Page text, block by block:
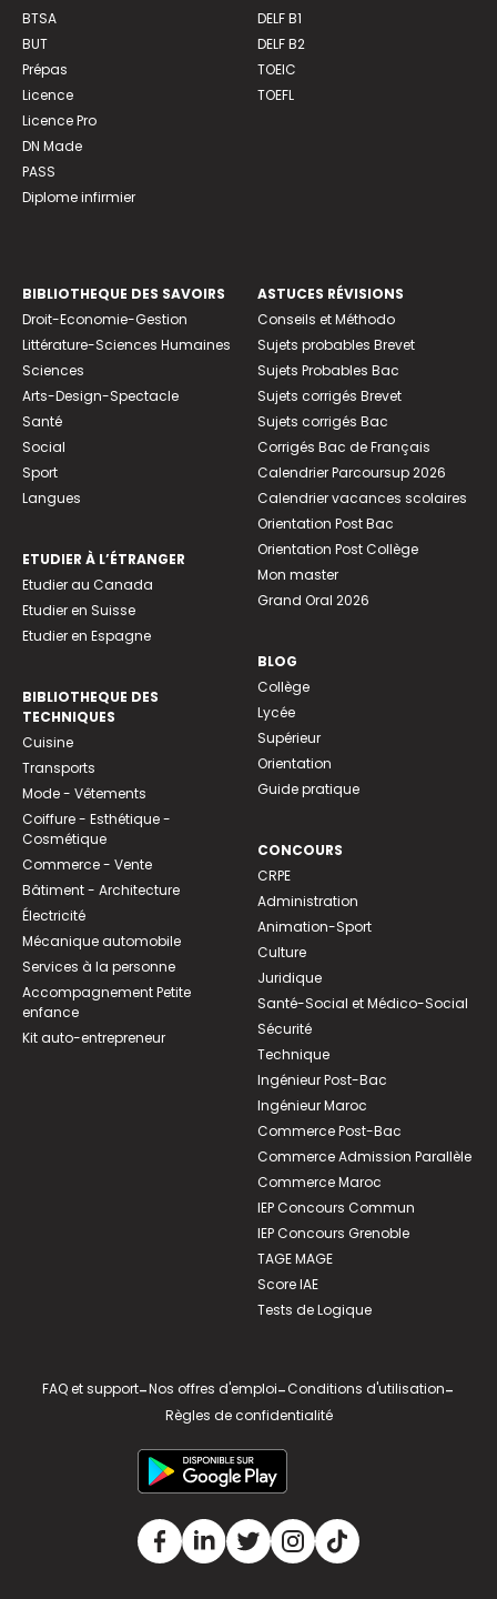
BTSA
BUT
Prépas
Licence
Licence Pro
DN Made
PASS
Diplome infirmier
DELF B1
DELF B2
TOEIC
TOEFL
BIBLIOTHEQUE DES SAVOIRS
Droit-Economie-Gestion
Littérature-Sciences Humaines
Sciences
Arts-Design-Spectacle
Santé
Social
Sport
Langues
ETUDIER À L’ÉTRANGER
Etudier au Canada
Etudier en Suisse
Etudier en Espagne
BIBLIOTHEQUE DES
TECHNIQUES
Cuisine
Transports
Mode - Vêtements
Coiffure - Esthétique -
Cosmétique
Commerce - Vente
Bâtiment - Architecture
Électricité
Mécanique automobile
Services à la personne
Accompagnement Petite
enfance
Kit auto-entrepreneur
ASTUCES RÉVISIONS
Conseils et Méthodo
Sujets probables Brevet
Sujets Probables Bac
Sujets corrigés Brevet
Sujets corrigés Bac
Corrigés Bac de Français
Calendrier Parcoursup 2026
Calendrier vacances scolaires
Orientation Post Bac
Orientation Post Collège
Mon master
Grand Oral 2026
BLOG
Collège
Lycée
Supérieur
Orientation
Guide pratique
CONCOURS
CRPE
Administration
Animation-Sport
Culture
Juridique
Santé-Social et Médico-Social
Sécurité
Technique
Ingénieur Post-Bac
Ingénieur Maroc
Commerce Post-Bac
Commerce Admission Parallèle
Commerce Maroc
IEP Concours Commun
IEP Concours Grenoble
TAGE MAGE
Score IAE
Tests de Logique
FAQ et support-Nos offres d'emploi-Conditions d'utilisation-
Règles de confidentialité